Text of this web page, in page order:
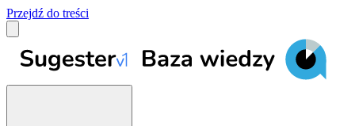
Przejdź do treści